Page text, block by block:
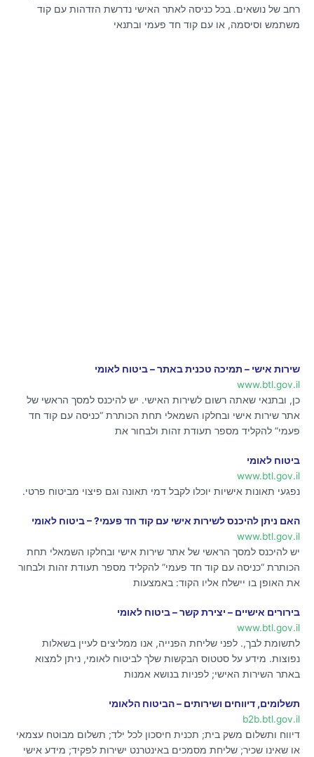
רחב של נושאים. בכל כניסה לאתר האישי נדרשת הזדהות עם קוד
משתמש וסיסמה, או עם קוד חד פעמי ובתנאי
שירות אישי – תמיכה טכנית באתר – ביטוח לאומי
www.btl.gov.il
כן, ובתנאי שאתה רשום לשירות האישי. יש להיכנס למסך הראשי של
אתר שירות אישי ובחלקו השמאלי תחת הכותרת “כניסה עם קוד חד
פעמי” להקליד מספר תעודת זהות ולבחור את
ביטוח לאומי
www.btl.gov.il
נפגעי תאונות אישיות יוכלו לקבל דמי תאונה וגם פיצוי מביטוח פרטי.
האם ניתן להיכנס לשירות אישי עם קוד חד פעמי? – ביטוח לאומי
www.btl.gov.il
יש להיכנס למסך הראשי של אתר שירות אישי ובחלקו השמאלי תחת
הכותרת “כניסה עם קוד חד פעמי” להקליד מספר תעודת זהות ולבחור
את האופן בו יישלח אליו הקוד: באמצעות
בירורים אישיים – יצירת קשר – ביטוח לאומי
www.btl.gov.il
לתשומת לבך,. לפני שליחת הפנייה, אנו ממליצים לעיין בשאלות
נפוצות. מידע על סטטוס הבקשות שלך לביטוח לאומי, ניתן למצוא
באתר השירות האישי; לפניות בנושא אמנות
תשלומים, דיווחים ושירותים – הביטוח הלאומי
b2b.btl.gov.il
דיווח ותשלום משק בית; תכנית חיסכון לכל ילד; תשלום מבוטח עצמאי
או שאינו שכיר; שליחת מסמכים באינטרנט ישירות לפקיד; מידע אישי